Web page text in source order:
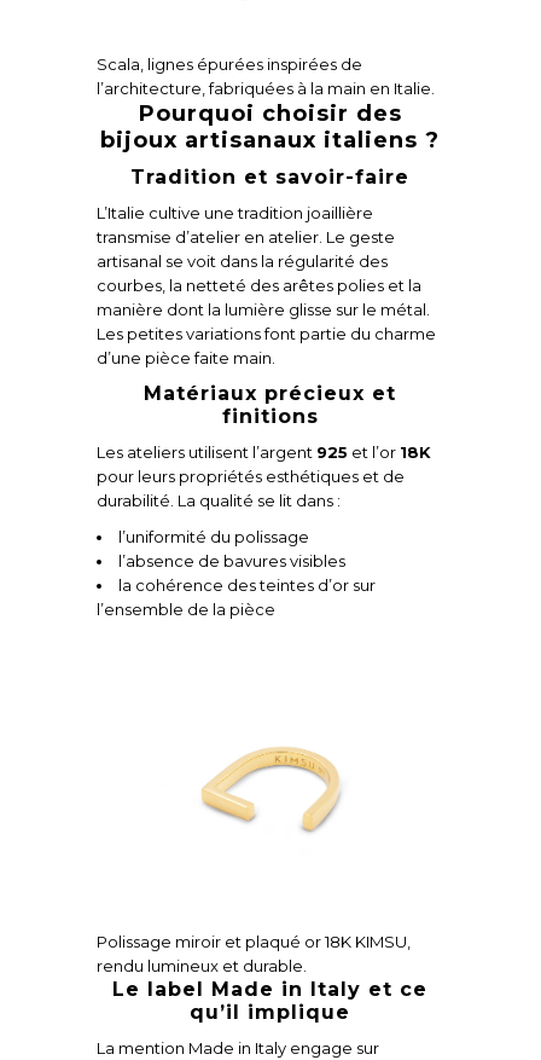
Scala, lignes épurées inspirées de
l’architecture, fabriquées à la main en Italie.
Pourquoi choisir des
bijoux artisanaux italiens ?
Tradition et savoir-faire
L’Italie cultive une tradition joaillière
transmise d’atelier en atelier. Le geste
artisanal se voit dans la régularité des
courbes, la netteté des arêtes polies et la
manière dont la lumière glisse sur le métal.
Les petites variations font partie du charme
d’une pièce faite main.
Matériaux précieux et
finitions
Les ateliers utilisent l’argent 925 et l’or 18K
pour leurs propriétés esthétiques et de
durabilité. La qualité se lit dans :
l’uniformité du polissage
l’absence de bavures visibles
la cohérence des teintes d’or sur
l’ensemble de la pièce
Polissage miroir et plaqué or 18K KIMSU,
rendu lumineux et durable.
Le label Made in Italy et ce
qu’il implique
La mention Made in Italy engage sur